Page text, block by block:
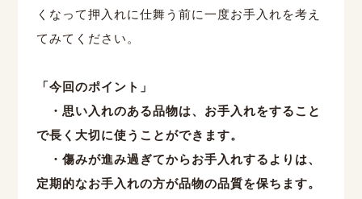
くなって押入れに仕舞う前に一度お手入れを考え
てみてください。
「今回のポイント」
・思い入れのある品物は、お手入れをすること
で長く大切に使うことができます。
・傷みが進み過ぎてからお手入れするよりは、
定期的なお手入れの方が品物の品質を保ちます。